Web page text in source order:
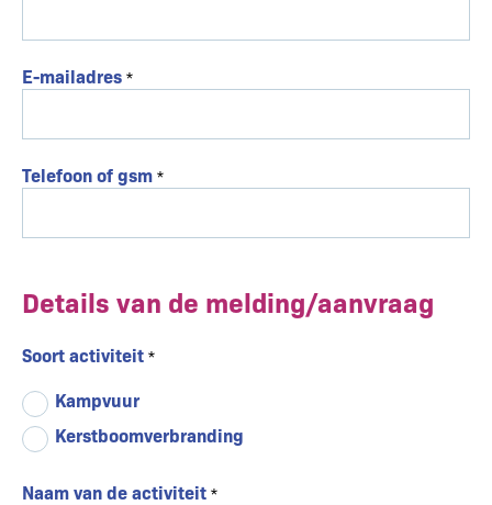
E-mailadres
Telefoon of gsm
Details van de melding/aanvraag
Soort activiteit
Kampvuur
Kerstboomverbranding
Naam van de activiteit